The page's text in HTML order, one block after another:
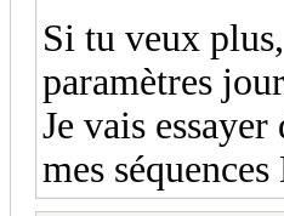
Si tu veux
paramètres
Je vais
mes